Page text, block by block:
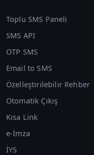
Toplu SMS Paneli
SMS API
OTP SMS
Email to SMS
Özelleştirilebilir Rehber
Otomatik Çıkış
Kısa Link
e-İmza
İYS